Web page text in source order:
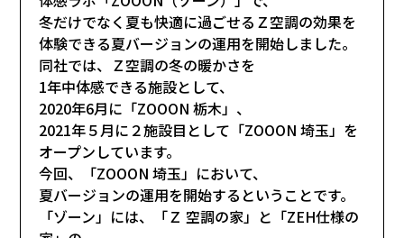
冬だけでなく夏も快適に過ごせるＺ空調の効果を
体験できる夏バージョンの運用を開始しました。
同社では、Ｚ空調の冬の暖かさを
1年中体感できる施設として、
2020年6月に「ZOOON 栃木」、
2021年５月に２施設目として「ZOOON 埼玉」を
オープンしています。
今回、「ZOOON 埼玉」において、
夏バージョンの運用を開始するということです。
「ゾーン」には、「Ｚ 空調の家」と「ZEH仕様の